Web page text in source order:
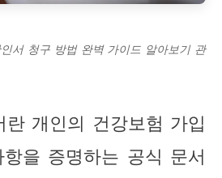
서 청구 방법 완벽 가이드 알아보기 관
란 개인의 건강보험 가입
을 증명하는 공식 문서